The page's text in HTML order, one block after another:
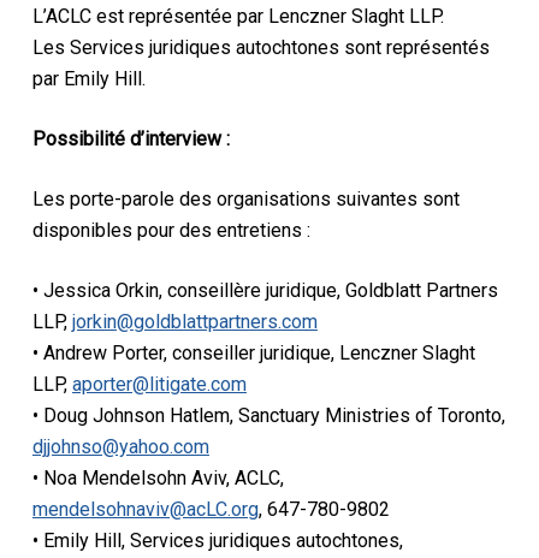
L’ACLC est représentée par Lenczner Slaght LLP.
Les Services juridiques autochtones sont représentés
par Emily Hill.
Possibilité d’interview :
Les porte-parole des organisations suivantes sont
disponibles pour des entretiens :
• Jessica Orkin, conseillère juridique, Goldblatt Partners
LLP, jorkin@goldblattpartners.com
• Andrew Porter, conseiller juridique, Lenczner Slaght
LLP, aporter@litigate.com
• Doug Johnson Hatlem, Sanctuary Ministries of Toronto,
djjohnso@yahoo.com
• Noa Mendelsohn Aviv, ACLC,
mendelsohnaviv@acLC.org, 647-780-9802
• Emily Hill, Services juridiques autochtones,